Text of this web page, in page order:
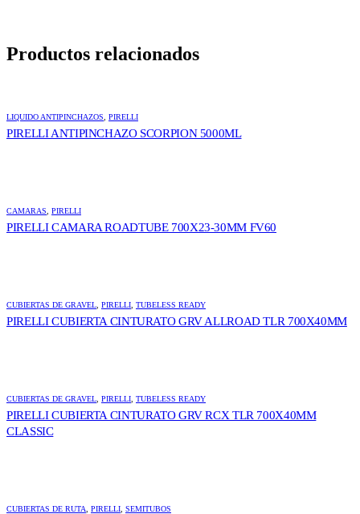
Productos relacionados
LIQUIDO ANTIPINCHAZOS PIRELLI
PIRELLI ANTIPINCHAZO SCORPION 5000ML
CAMARAS PIRELLI
PIRELLI CAMARA ROADTUBE 700X23-30MM FV60
CUBIERTAS DE GRAVEL PIRELLI TUBELESS READY
PIRELLI CUBIERTA CINTURATO GRV ALLROAD TLR 700X40MM
CUBIERTAS DE GRAVEL PIRELLI TUBELESS READY
PIRELLI CUBIERTA CINTURATO GRV RCX TLR 700X40MM
CLASSIC
CUBIERTAS DE RUTA PIRELLI SEMITUBOS